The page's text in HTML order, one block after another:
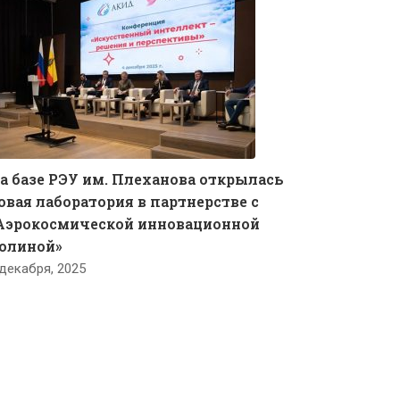
базе РЭУ им. Плеханова открылась
лаборатория в партнерстве с
инновационной
2025